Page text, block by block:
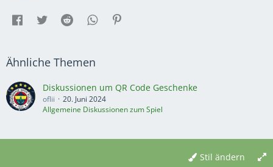
Ähnliche Themen
Diskussionen um QR Code Geschenke
oflii
20. Juni 2024
Allgemeine Diskussionen zum Spiel
Stil ändern